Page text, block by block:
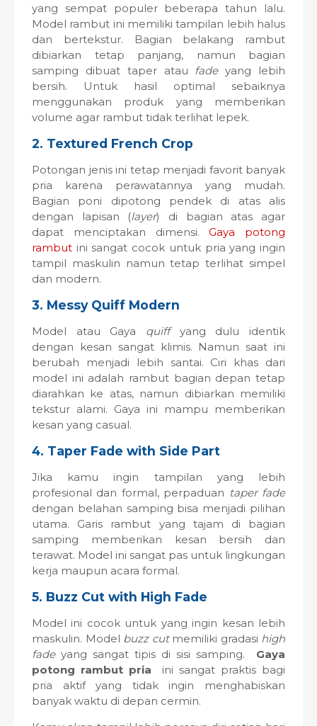
yang sempat populer beberapa tahun lalu.
Model rambut ini memiliki tampilan lebih halus
dan bertekstur. Bagian belakang rambut
dibiarkan tetap panjang, namun bagian
samping dibuat taper atau fadeyang lebih
bersih. Untuk hasil optimal sebaiknya
menggunakan produk yang memberikan
volume agar rambut tidak terlihat lepek.
2. Textured French Crop
Potongan jenis ini tetap menjadi favorit banyak
pria karena perawatannya yang mudah.
Bagian poni dipotong pendek di atas alis
dengan lapisan (layer) di bagian atas agar
dapat menciptakan dimensi.Gaya potong
rambut ini sangat cocok untuk pria yang ingin
tampil maskulin namun tetap terlihat simpel
dan modern.
3. Messy Quiff Modern
Model atau Gaya quiff yang dulu identik
dengan kesan sangat klimis. Namun saat ini
berubah menjadi lebih santai. Ciri khas dari
model ini adalah rambut bagian depan tetap
diarahkan ke atas, namun dibiarkan memiliki
tekstur alami. Gaya ini mampu memberikan
kesan yang casual.
4. Taper Fade with Side Part
Jika kamu ingin tampilan yang lebih
profesional dan formal, perpaduan taper fade
dengan belahan samping bisa menjadi pilihan
utama. Garis rambut yang tajam di bagian
samping memberikan kesan bersih dan
terawat. Model ini sangat pas untuk lingkungan
kerja maupun acara formal.
5. Buzz Cut with High Fade
Model ini cocok untuk yang ingin kesan lebih
maskulin. Model buzz cutmemiliki gradasi high
fadeyang sangat tipis di sisi samping. Gaya
potong rambut pria ini sangat praktis bagi
pria aktif yang tidak ingin menghabiskan
banyak waktu di depan cermin.